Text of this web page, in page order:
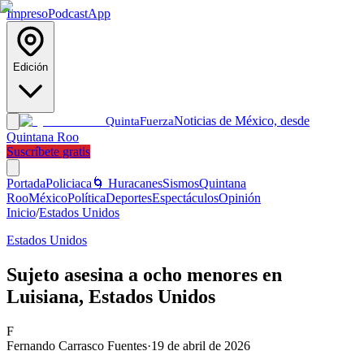
ImpresoPodcastApp
Edición
QuintaFuerzaNoticias de México, desde
Quintana Roo
Suscríbete gratis
PortadaPoliciaca 🌀 HuracanesSismosQuintana
RooMéxicoPolíticaDeportesEspectáculosOpinión
Inicio/Estados Unidos
Estados Unidos
Sujeto asesina a ocho menores en
Luisiana, Estados Unidos
F
Fernando Carrasco Fuentes·19 de abril de 2026